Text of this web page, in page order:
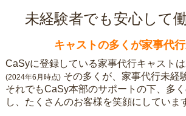
未経験者でも安心して
キャストの多くが家事代
CaSyに登録している家事代行キャストは
(2024年6月時点) その多くが、家事代行未経
それでもCaSy本部のサポートの下、多
し、たくさんのお客様を笑顔にしていま